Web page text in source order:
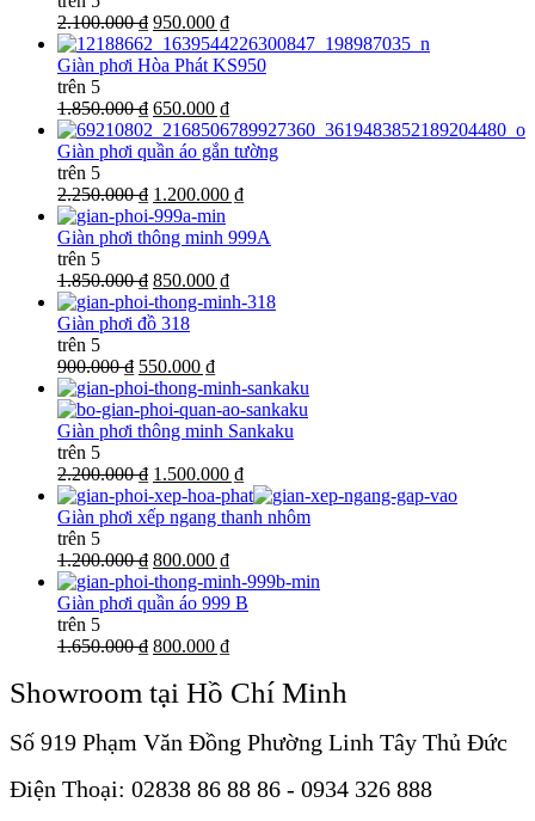
2.100.000 ₫ 950.000 ₫
Giàn phơi Hòa Phát KS950
trên 5
1.850.000 ₫ 650.000 ₫
Giàn phơi quần áo gắn tường
trên 5
2.250.000 ₫ 1.200.000 ₫
Giàn phơi thông minh 999A
trên 5
1.850.000 ₫ 850.000 ₫
Giàn phơi đồ 318
trên 5
900.000 ₫ 550.000 ₫
Giàn phơi thông minh Sankaku
trên 5
2.200.000 ₫ 1.500.000 ₫
Giàn phơi xếp ngang thanh nhôm
trên 5
1.200.000 ₫ 800.000 ₫
Giàn phơi quần áo 999 B
trên 5
1.650.000 ₫ 800.000 ₫
Showroom tại Hồ Chí Minh
Số 919 Phạm Văn Đồng Phường Linh Tây Thủ Đức
Điện Thoại: 02838 86 88 86 - 0934 326 888